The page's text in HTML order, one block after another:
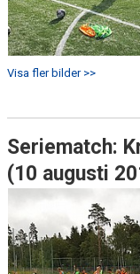
Visa fler bilder >>
Seriematch:
(10 augusti